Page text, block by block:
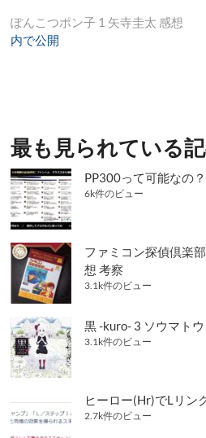
投
稿
ー
シ
ョ
ン
ぽんこつポン子 1 矢寺圭太 感想
内で公開
最も見られている
PP300って可能なの？
6k件のビュー
ファミコン探偵倶楽
想 考察
3.1k件のビュー
黒 -kuro- 3 ソウマト
3.1k件のビュー
ヒーロー(Hr)でLリン
2.7k件のビュー